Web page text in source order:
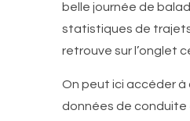
belle journée de
statistiques de
retrouve sur l’onglet
On peut ici accéder à
données de